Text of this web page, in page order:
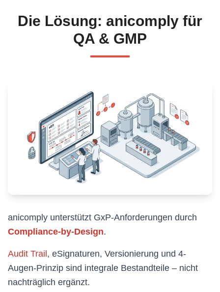
Die Lösung: anicomply für
QA & GMP
anicomply unterstützt GxP-Anforderungen durch
Compliance-by-Design.
Audit Trail , eSignaturen, Versionierung und 4-
Augen-Prinzip sind integrale Bestandteile – nicht
nachträglich ergänzt.